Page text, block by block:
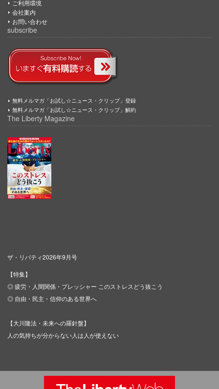
ご利用環境
会社案内
お問い合わせ
subscribe
無料メルマガ「お試し☆ニュース・クリップ」登録
無料メルマガ「お試し☆ニュース・クリップ」解約
The Liberty Magazine
ザ・リバティ2026年9月号
【特集】
◎ 疲労・人間関係・プレッシャー このストレスどう抜こう
◎ 自由・民主・信仰のある世界へ
【大川隆法・未来への羅針盤】
人の気持ちが分からない人は人が使えない